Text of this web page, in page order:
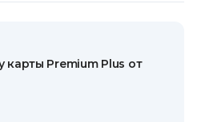
Premium Plus от